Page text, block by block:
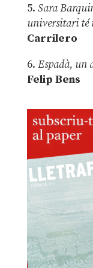
5. Sara
universitari té
Carrilero
6. Espadà, un
Felip Bens